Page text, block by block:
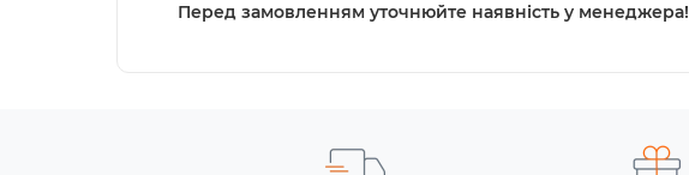
Перед замовленням уточнюйте наявність у менеджера!